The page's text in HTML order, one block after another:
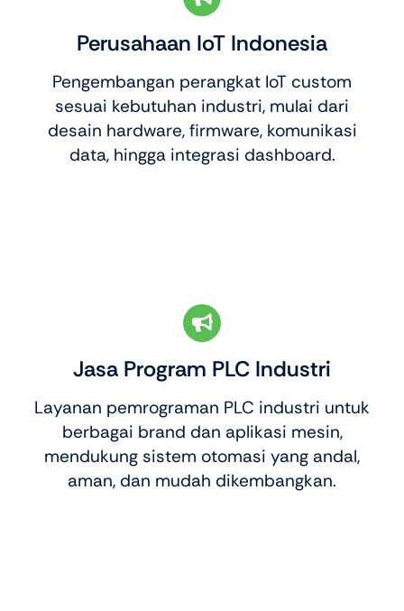
Perusahaan IoT Indonesia
Pengembangan perangkat IoT custom
sesuai kebutuhan industri, mulai dari
desain hardware, firmware, komunikasi
data, hingga integrasi dashboard.
Jasa Program PLC Industri
Layanan pemrograman PLC industri untuk
berbagai brand dan aplikasi mesin,
mendukung sistem otomasi yang andal,
aman, dan mudah dikembangkan.